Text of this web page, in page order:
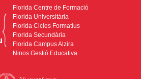
Florida Centre de Formació
Florida Universitària
Florida Cicles Formatius
Florida Secundària
Florida Campus Alzira
Ninos Gestió Educativa